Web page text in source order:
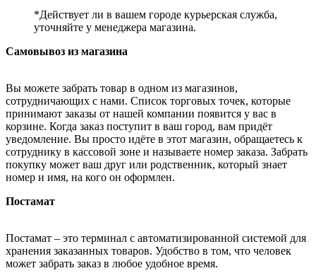
*Действует ли в вашем городе курьерская служба,
уточняйте у менеджера магазина.
Самовывоз из магазина
Вы можете забрать товар в одном из магазинов,
сотрудничающих с нами. Список торговых точек, которые
принимают заказы от нашей компании появится у вас в
корзине. Когда заказ поступит в ваш город, вам придёт
уведомление. Вы просто идёте в этот магазин, обращаетесь к
сотруднику в кассовой зоне и называете номер заказа. Забрать
покупку может ваш друг или родственник, который знает
номер и имя, на кого он оформлен.
Постамат
Постамат – это терминал с автоматизированной системой для
хранения заказанных товаров. Удобство в том, что человек
может забрать заказ в любое удобное время.